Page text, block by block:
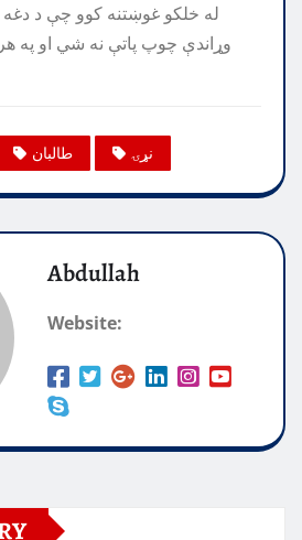
له خلکو غوښتنه کوو چې د دغه
وړاندې چوپ پاتې نه شي او په
طالبان نړۍ
Abdullah
Website: